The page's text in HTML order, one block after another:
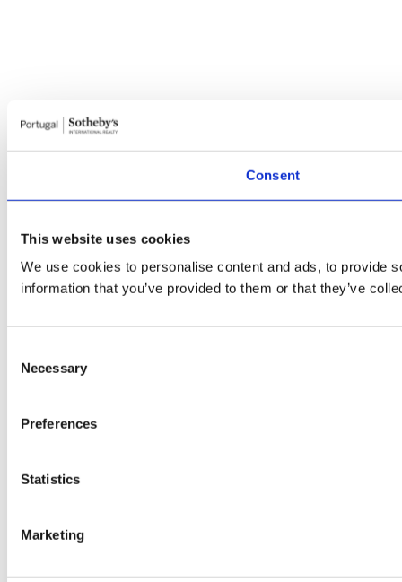
Consent
This website uses cookies
We use cookies to personalise content and ads, to provide
information that you’ve provided to them or that they’ve
Selection
Necessary
Preferences
Statistics
Marketing